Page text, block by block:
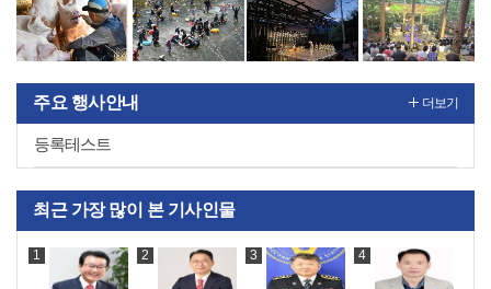
주요 행사안내
등록테스트
더보기
최근 가장 많이 본 기사인물